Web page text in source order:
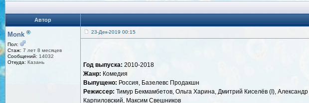
Автор
Monk ®
Пол:
Стаж: 7 лет 8 месяцев
Сообщений: 14032
Откуда: Казань
23-Дек-2019 00:15
Год выпуска: 2010-2018
Жанр: Комедия
Выпущено: Россия, Базелевс Продакшн
Режиссер: Тимур Бекмамбетов, Ольга Харина, Дмитрий Киселёв (I),
Карпиловский, Максим Свешников